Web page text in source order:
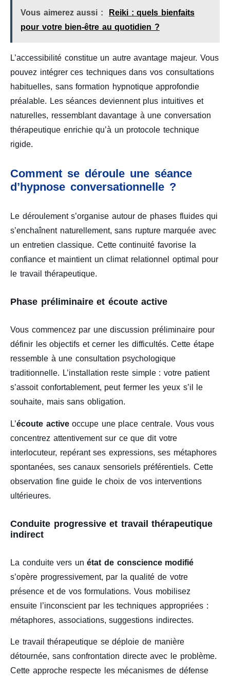
Vous aimerez aussi :
Reiki : quels bienfaits
pour votre bien-être au quotidien ?
L’accessibilité constitue un autre avantage majeur. Vous
pouvez intégrer ces techniques dans vos consultations
habituelles, sans formation hypnotique approfondie
préalable. Les séances deviennent plus intuitives et
naturelles, ressemblant davantage à une conversation
thérapeutique enrichie qu’à un protocole technique
rigide.
Comment se déroule une séance
d’hypnose conversationnelle ?
Le déroulement s’organise autour de phases fluides qui
s’enchaînent naturellement, sans rupture marquée avec
un entretien classique. Cette continuité favorise la
confiance et maintient un climat relationnel optimal pour
le travail thérapeutique.
Phase préliminaire et écoute active
Vous commencez par une discussion préliminaire pour
définir les objectifs et cerner les difficultés. Cette étape
ressemble à une consultation psychologique
traditionnelle. L’installation reste simple : votre patient
s’assoit confortablement, peut fermer les yeux s’il le
souhaite, mais sans obligation.
L’écoute activeoccupe une place centrale. Vous vous
concentrez attentivement sur ce que dit votre
interlocuteur, repérant ses expressions, ses métaphores
spontanées, ses canaux sensoriels préférentiels. Cette
observation fine guide le choix de vos interventions
ultérieures.
Conduite progressive et travail thérapeutique
indirect
La conduite vers unétat de conscience modifié
s’opère progressivement, par la qualité de votre
présence et de vos formulations. Vous mobilisez
ensuite l’inconscient par les techniques appropriées :
métaphores, associations, suggestions indirectes.
Le travail thérapeutique se déploie de manière
détournée, sans confrontation directe avec le problème.
Cette approche respecte les mécanismes de défense